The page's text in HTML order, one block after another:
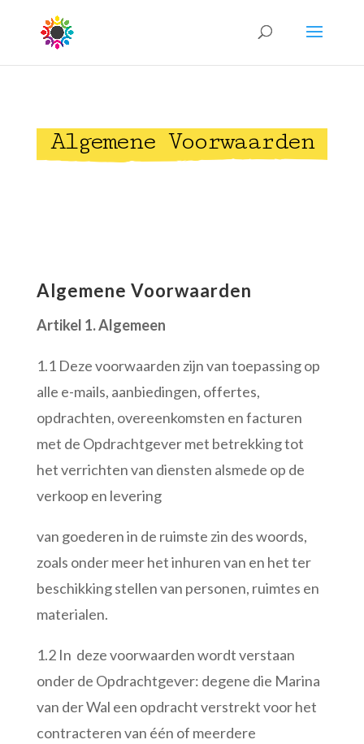
Algemene Voorwaarden
Algemene Voorwaarden
Artikel 1. Algemeen
1.1 Deze voorwaarden zijn van toepassing op
alle e-mails, aanbiedingen, offertes,
opdrachten, overeenkomsten en facturen
met de Opdrachtgever met betrekking tot
het verrichten van diensten alsmede op de
verkoop en levering
van goederen in de ruimste zin des woords,
zoals onder meer het inhuren van en het ter
beschikking stellen van personen, ruimtes en
materialen.
1.2 In deze voorwaarden wordt verstaan
onder de Opdrachtgever: degene die Marina
van der Wal een opdracht verstrekt voor het
contracteren van één of meerdere